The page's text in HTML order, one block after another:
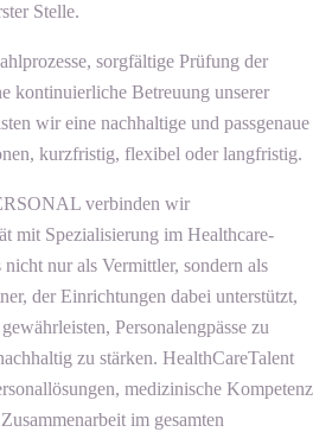
Stelle.
sorgfältige Prüfung der
kontinuierliche Betreuung unserer
wir eine nachhaltige und passgenaue
kurzfristig, flexibel oder langfristig.
verbinden wir
mit Spezialisierung im Healthcare-
nur als Vermittler, sondern als
der Einrichtungen dabei unterstützt,
Personalengpässe zu
zu stärken. HealthCareTalent
medizinische Kompetenz
im gesamten